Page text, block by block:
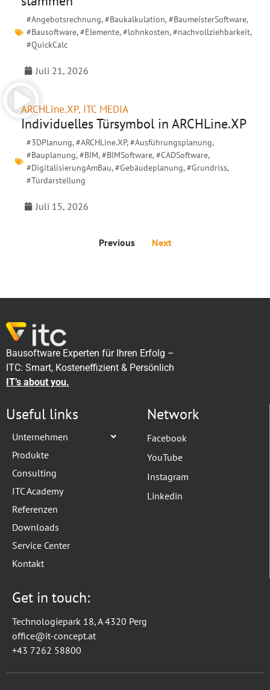
#Angebotsrechnung,#Baukalkulation,#BaumeisterSoftware,
#Bausoftware,#Elemente,#lohnkosten,#nachvollziehbarkeit,
#QuickCalc
Juli 21, 2026
ARCHLine.XP, ITC MEDIA
Individuelles Türsymbol in ARCHLine.XP
#3DPlanung,#ARCHLine.XP,#Ausführungsplanung,
#Bauplanung,#BIM,#BIMSoftware,#CADSoftware,
#DigitalisierungAmBau,#Gebäudeplanung,#Grundriss,
#Türdarstellung
Juli 15, 2026
Previous Next
Bausoftware Experten für Ihren Erfolg –
ITC: Smart, Kosteneffizient & Persönlich
IT’s about you.
Useful links
Unternehmen
Produkte
Consulting
ITC Academy
Referenzen
Downloads
Service Center
Kontakt
Network
Facebook
YouTube
Instagram
Linkedin
Get in touch:
Technologiepark 18, A 4320 Perg
office@it-concept.at
+43 7262 58800